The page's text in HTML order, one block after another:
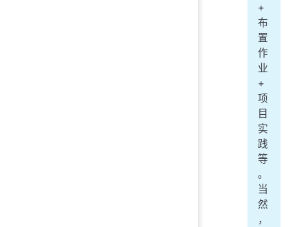
+
布
置
作
业
+
项
目
实
践
等
。
当
然
，